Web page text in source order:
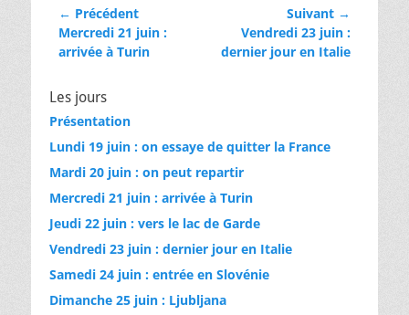
Navigation
de
l’article
← Précédent
Article
précédent :
Mercredi 21 juin :
arrivée à Turin
Suivant →
Article
suivant :
Vendredi 23 juin :
dernier jour en Italie
Les jours
Présentation
Lundi 19 juin : on essaye de quitter la France
Mardi 20 juin : on peut repartir
Mercredi 21 juin : arrivée à Turin
Jeudi 22 juin : vers le lac de Garde
Vendredi 23 juin : dernier jour en Italie
Samedi 24 juin : entrée en Slovénie
Dimanche 25 juin : Ljubljana